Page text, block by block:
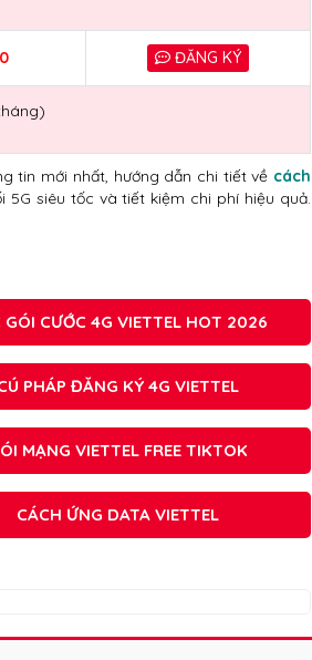
ĐĂNG KÝ
tin mới nhất, hướng dẫn chi tiết về cách
siêu tốc và tiết kiệm chi phí hiệu quả.
GÓI CƯỚC 4G VIETTEL HOT 2026
PHÁP ĐĂNG KÝ 4G VIETTEL
MẠNG VIETTEL FREE TIKTOK
CÁCH ỨNG DATA VIETTEL